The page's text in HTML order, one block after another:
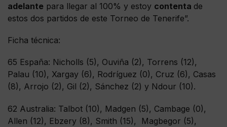
adelante para llegar al 100% y estoy contenta de
estos dos partidos de este Torneo de Tenerife”.
Ficha técnica:
65 España: Nicholls (5), Ouviña (2), Torrens (12),
Palau (10), Xargay (6), Rodríguez (0), Cruz (6), Casas
(8), Arrojo (2), Gil (2), Sánchez (2) y Ndour (10).
62 Australia: Talbot (10), Madgen (5), Cambage (0),
Allen (12), Ebzery (8), Smith (15), Magbegor (5),